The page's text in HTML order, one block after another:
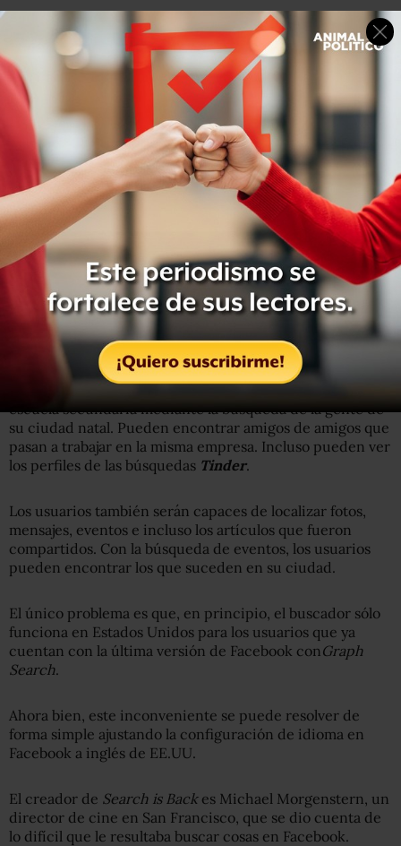
Search is Back
, los usuarios sólo tienen que leer el
formulario y llenar la información que desean en cada
campo.
Pruébalo aquí: Search is Back
El buscador no oficial de Facebook que te ayuda a
encontrarlo todo.
Sólo en Estados Unidos
Las posibilidades de búsqueda son infinitas conSearch is
Los usuarios pueden encontrar viejos amigos de la
escuela secundaria mediante la búsqueda de la gente de
su ciudad natal. Pueden encontrar amigos de amigos que
pasan a trabajar en la misma empresa. Incluso pueden ver
los perfiles de las búsquedas Tinder.
Los usuarios también serán capaces de localizar fotos,
mensajes, eventos e incluso los artículos que fueron
compartidos. Con la búsqueda de eventos, los usuarios
pueden encontrar los que suceden en su ciudad.
El único problema es que, en principio, el buscador sólo
funciona en Estados Unidos para los usuarios que ya
cuentan con la última versión de Facebook con Graph
Search.
Ahora bien, este inconveniente se puede resolver de
forma simple ajustando la configuración de idioma en
Facebook a inglés de EE.UU.
El creador de Search is Backes Michael Morgenstern, un
director de cine en San Francisco, que se dio cuenta de
lo difícil que le resultaba buscar cosas en Facebook.